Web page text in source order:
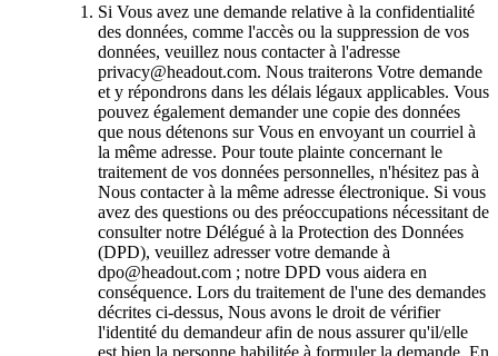
Si Vous avez une demande relative à la confidentialité
des données, comme l'accès ou la suppression de vos
données, veuillez nous contacter à l'adresse
privacy@headout.com. Nous traiterons Votre demande
et y répondrons dans les délais légaux applicables. Vous
pouvez également demander une copie des données
que nous détenons sur Vous en envoyant un courriel à
la même adresse. Pour toute plainte concernant le
traitement de vos données personnelles, n'hésitez pas à
Nous contacter à la même adresse électronique. Si vous
avez des questions ou des préoccupations nécessitant de
consulter notre Délégué à la Protection des Données
(DPD), veuillez adresser votre demande à
dpo@headout.com ; notre DPD vous aidera en
conséquence. Lors du traitement de l'une des demandes
décrites ci-dessus, Nous avons le droit de vérifier
l'identité du demandeur afin de nous assurer qu'il/elle
est bien la personne habilitée à formuler la demande. En